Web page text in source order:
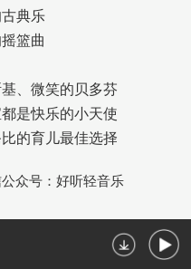
典乐
篮曲
、微笑的贝多芬
是快乐的小天使
的育儿最佳选择
众号：好听轻音乐